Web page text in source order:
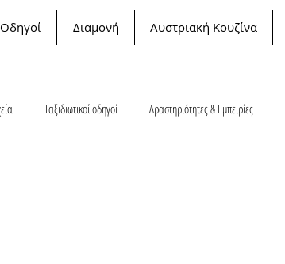
Οδηγοί Διαμονή Αυστριακή Κουζίνα
Ταξιδιωτικοί οδηγοί Δραστηριότητες & Εμπειρίες